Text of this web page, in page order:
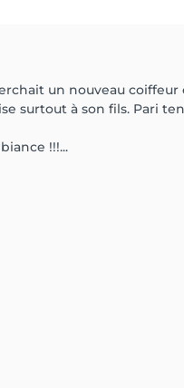
un nouveau
surtout à son fils. Pari
!!!...